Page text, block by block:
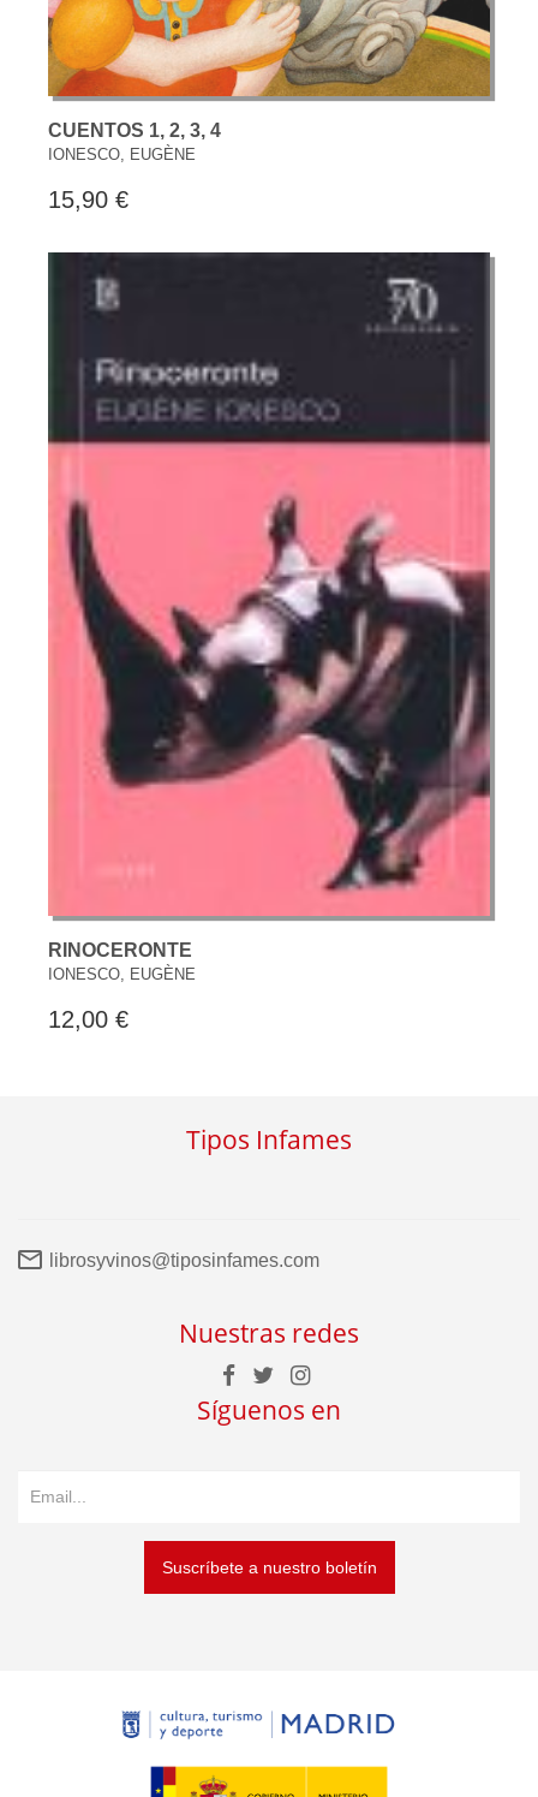
CUENTOS 1, 2, 3, 4
IONESCO, EUGÈNE
15,90 €
RINOCERONTE
IONESCO, EUGÈNE
12,00 €
Tipos Infames
librosyvinos@tiposinfames.com
Nuestras redes
Síguenos en
Suscríbete a nuestro boletín